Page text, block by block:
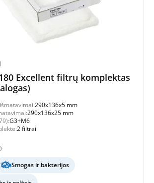
Excellent filtrų komplektas
290x136x5 mm
290x136x25 mm
G3+M6
2 filtrai
Smogas ir bakterijos